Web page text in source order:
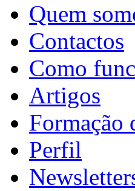
Quem
Contactos
Como
Artigos
Formação
Perfil